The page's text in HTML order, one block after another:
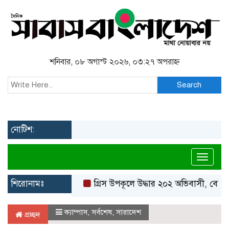
শনিবার, ০৮ অগাস্ট ২০২৬, ০৩:২৭ অপরাহ্ন
Search
নোটিশ:
শিরোনামঃ গ্রিস উপকূলে উদ্ধার ২০২ অভিবাসী, বেশিরভাগই
প্রচ্ছদ ক্যাম্পাস,সর্বশেষ,সারাদেশ